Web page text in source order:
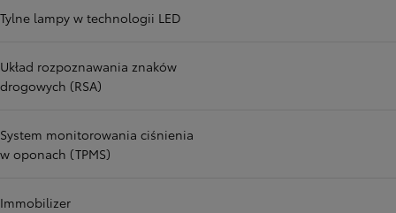
Tylne lampy w technologii LED
Układ rozpoznawania znaków
drogowych (RSA)
System monitorowania ciśnienia
w oponach (TPMS)
Immobilizer